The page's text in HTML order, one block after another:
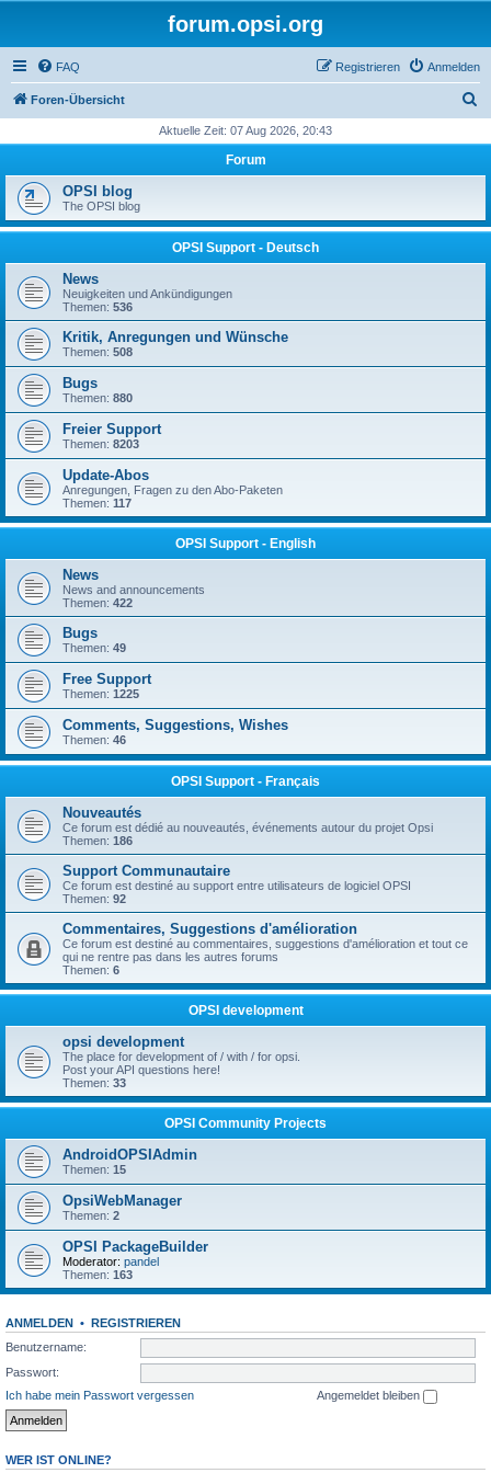
forum.opsi.org
FAQ Anmelden
Registrieren
Foren-Übersicht
h
Aktuelle Zeit: 07 Aug 2026, 20:43
Forum
OPSI blog
The OPSI blog
OPSI Support - Deutsch
News
Neuigkeiten und Ankündigungen
Themen: 536
Kritik, Anregungen und Wünsche
Themen: 508
Bugs
Themen: 880
Freier Support
Themen: 8203
Update-Abos
Anregungen, Fragen zu den Abo-Paketen
Themen: 117
OPSI Support - English
News
News and announcements
Themen: 422
Bugs
Themen: 49
Free Support
Themen: 1225
Comments, Suggestions, Wishes
Themen: 46
OPSI Support - Français
Nouveautés
Ce forum est dédié au nouveautés, événements autour du projet Opsi
Themen: 186
Support Communautaire
Ce forum est destiné au support entre utilisateurs de logiciel OPSI
Themen: 92
Commentaires, Suggestions d'amélioration
Ce forum est destiné au commentaires, suggestions d'amélioration et tout ce
qui ne rentre pas dans les autres forums
Themen: 6
OPSI development
opsi development
The place for development of / with / for opsi.
Post your API questions here!
Themen: 33
OPSI Community Projects
AndroidOPSIAdmin
Themen: 15
OpsiWebManager
Themen: 2
OPSI PackageBuilder
Moderator: pandel
Themen: 163
ANMELDEN • REGISTRIEREN
Benutzername:
Passwort:
Ich habe mein Passwort vergessen
Angemeldet bleiben
WER IST ONLINE?